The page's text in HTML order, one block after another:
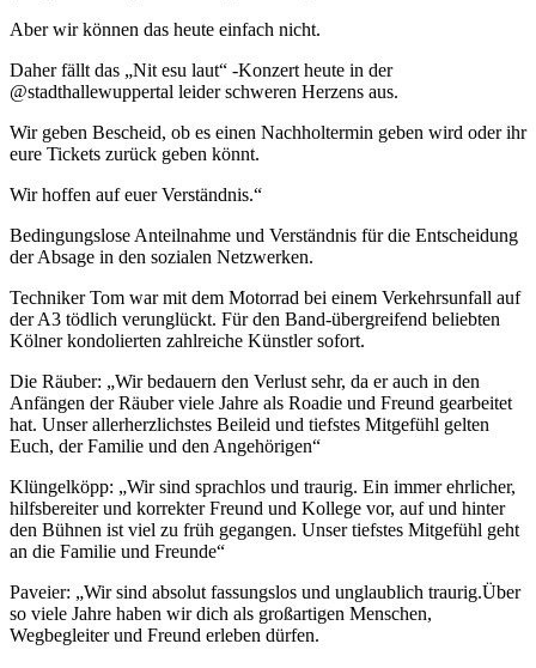
Aber wir können das heute einfach nicht.
Daher fällt das „Nit esu laut“ -Konzert heute in der
@stadthallewuppertal leider schweren Herzens aus.
Wir geben Bescheid, ob es einen Nachholtermin geben wird oder ihr
eure Tickets zurück geben könnt.
Wir hoffen auf euer Verständnis.“
Bedingungslose Anteilnahme und Verständnis für die Entscheidung
der Absage in den sozialen Netzwerken.
Techniker Tom war mit dem Motorrad bei einem Verkehrsunfall auf
der A3 tödlich verunglückt. Für den Band-übergreifend beliebten
Kölner kondolierten zahlreiche Künstler sofort.
Die Räuber: „Wir bedauern den Verlust sehr, da er auch in den
Anfängen der Räuber viele Jahre als Roadie und Freund gearbeitet
hat. Unser allerherzlichstes Beileid und tiefstes Mitgefühl gelten
Euch, der Familie und den Angehörigen“
Klüngelköpp: „Wir sind sprachlos und traurig. Ein immer ehrlicher,
hilfsbereiter und korrekter Freund und Kollege vor, auf und hinter
den Bühnen ist viel zu früh gegangen. Unser tiefstes Mitgefühl geht
an die Familie und Freunde“
Paveier: „Wir sind absolut fassungslos und unglaublich traurig.Über
so viele Jahre haben wir dich als großartigen Menschen,
Wegbegleiter und Freund erleben dürfen.